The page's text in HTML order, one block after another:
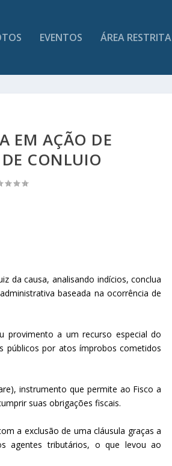
EVENTOS ÁREA RESTRITA
EM AÇÃO DE
CONLUIO
da causa, analisando indícios, conclua
baseada na ocorrência de
provimento a um recurso especial do
públicos por atos ímprobos cometidos
instrumento que permite ao Fisco a
suas obrigações fiscais.
a exclusão de uma cláusula graças a
agentes tributários, o que levou ao